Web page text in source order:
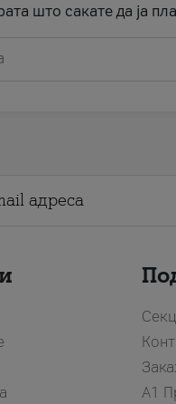
што сакате да ја
A1